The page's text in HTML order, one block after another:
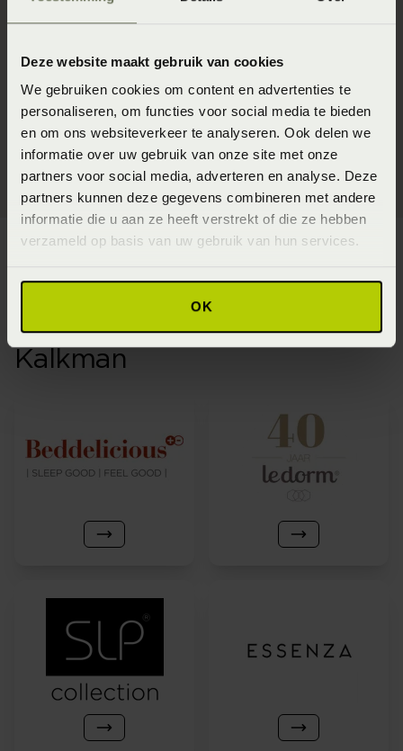
Deze website maakt gebruik van cookies
We gebruiken cookies om content en advertenties te
personaliseren, om functies voor social media te bieden
en om ons websiteverkeer te analyseren. Ook delen we
informatie over uw gebruik van onze site met onze
partners voor social media, adverteren en analyse. Deze
partners kunnen deze gegevens combineren met andere
informatie die u aan ze heeft verstrekt of die ze hebben
verzameld op basis van uw gebruik van hun services.
OK
helpen u graag met de realisatie van een totale beleving
voor uw gasten.
Merken bij Beddenspecialist
Kalkman